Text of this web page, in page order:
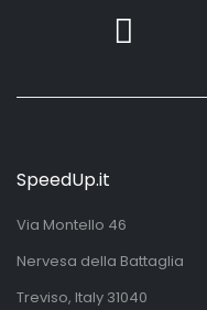
SpeedUp.it
Via Montello 46
Nervesa della Battaglia
Treviso, Italy 31040